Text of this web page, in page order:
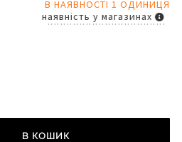
В НАЯВНОСТІ 1 ОДИНИЦЯ
наявність у магазинах
В КОШИК